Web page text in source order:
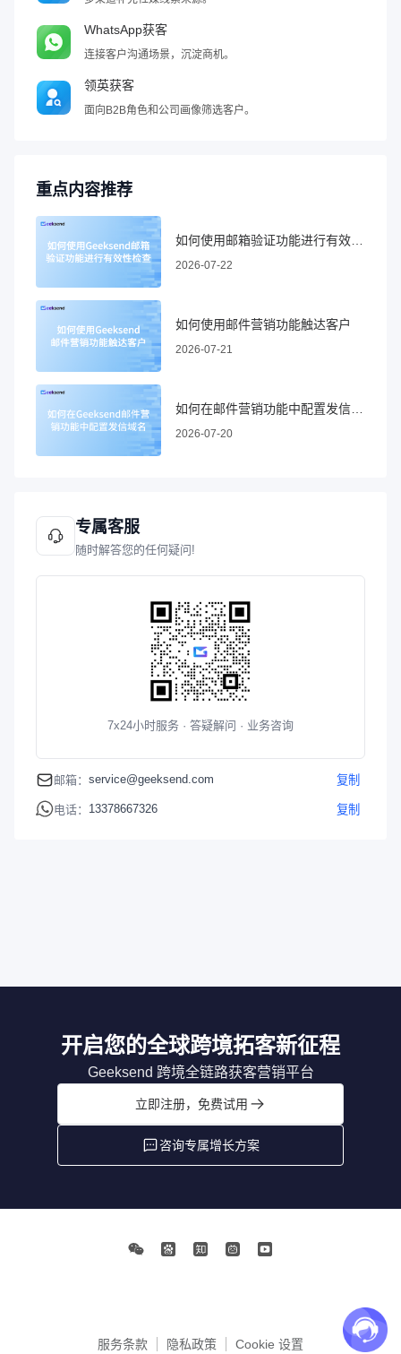
WhatsApp获客
连接客户沟通场景，沉淀商机。
领英获客
面向B2B角色和公司画像筛选客户。
重点内容推荐
2026-07-22
如何使用邮件营销功能触达客户
2026-07-21
2026-07-20
专属客服
随时解答您的任何疑问!
7x24小时服务 · 答疑解问 · 业务咨询
邮箱： service@geeksend.com 复制
电话： 13378667326 复制
开启您的全球跨境拓客新征程
Geeksend 跨境全链路获客营销平台
立即注册，免费试用
咨询专属增长方案
服务条款 隐私政策 Cookie 设置